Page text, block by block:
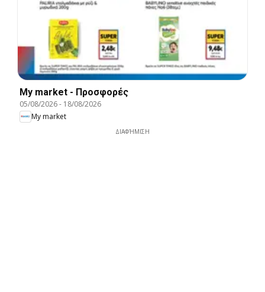
My market - Προσφορές
05/08/2026- 18/08/2026
My market
ΔΙΑΦΉΜΙΣΗ